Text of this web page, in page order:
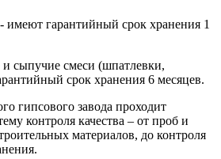
гарантийный срок хранения 1
сыпучие смеси (шпатлевки,
срок хранения 6 месяцев.
гипсового завода проходит
контроля качества – от проб и
материалов, до контроля